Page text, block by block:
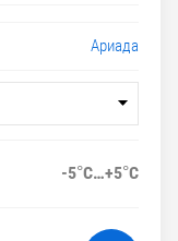
Ариада
-5°С…+5°С